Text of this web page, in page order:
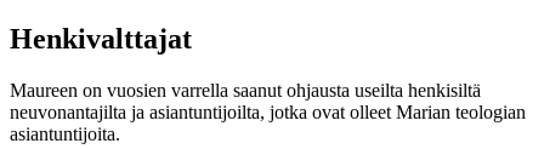
Henkivalttajat
Maureen on vuosien varrella saanut ohjausta useilta henkisiltä
neuvonantajilta ja asiantuntijoilta, jotka ovat olleet Marian teologian
asiantuntijoita.